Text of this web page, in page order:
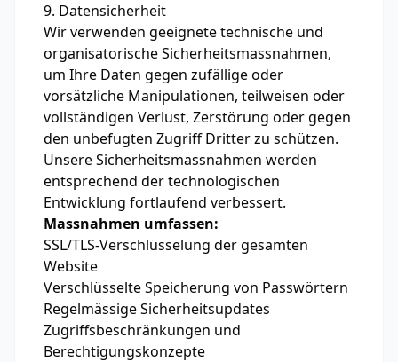
9. Datensicherheit
Wir verwenden geeignete technische und
organisatorische Sicherheitsmassnahmen,
um Ihre Daten gegen zufällige oder
vorsätzliche Manipulationen, teilweisen oder
vollständigen Verlust, Zerstörung oder gegen
den unbefugten Zugriff Dritter zu schützen.
Unsere Sicherheitsmassnahmen werden
entsprechend der technologischen
Entwicklung fortlaufend verbessert.
Massnahmen umfassen:
SSL/TLS-Verschlüsselung der gesamten
Website
Verschlüsselte Speicherung von Passwörtern
Regelmässige Sicherheitsupdates
Zugriffsbeschränkungen und
Berechtigungskonzepte